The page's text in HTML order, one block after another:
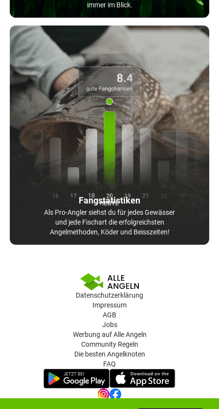
immer im Blick.
Fangstatistiken
Als Pro-Angler siehst du für jedes Gewässer
und jede Fischart die erfolgreichsten
Angelmethoden, Köder und Beisszeiten!
Datenschutzerklärung
Impressum
AGB
Jobs
Werbung auf Alle Angeln
Community Regeln
Die besten Angelknoten
FAQ